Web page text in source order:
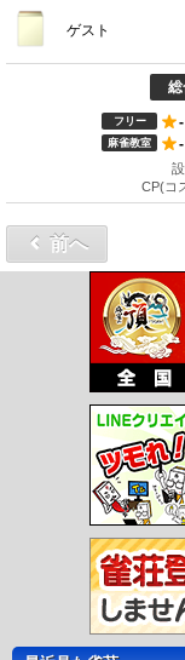
ゲスト
フリー -
麻雀教室 -
CP(コ
前へ